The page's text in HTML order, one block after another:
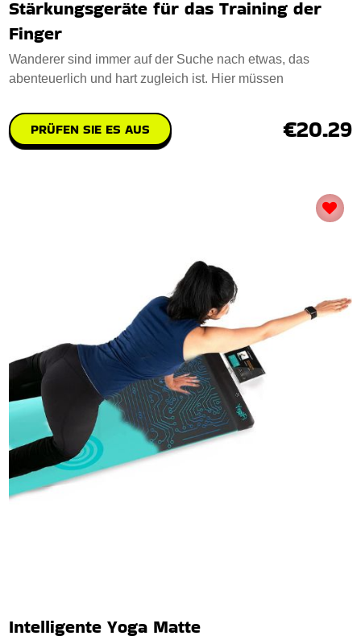
Stärkungsgeräte für das Training der
Finger
Wanderer sind immer auf der Suche nach etwas, das
abenteuerlich und hart zugleich ist. Hier müssen
PRÜFEN SIE ES AUS €20.29
Intelligente Yoga Matte